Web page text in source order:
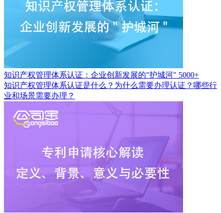
知识产权管理体系认证：企业创新发展的"护城河" 5000+
知识产权管理体系认证是什么？为什么需要办理认证？哪些行
业和场景需要办理？